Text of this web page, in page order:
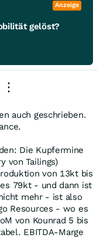
Anzeige
gelöst?
auch geschrieben.
Die Kupfermine
von Tailings)
von 13kt bis
79kt - und dann ist
mehr - ist also
Resources - wo es
von Kounrad 5 bis
EBITDA-Marge